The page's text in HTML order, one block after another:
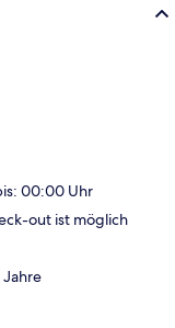
00:00 Uhr
out ist möglich